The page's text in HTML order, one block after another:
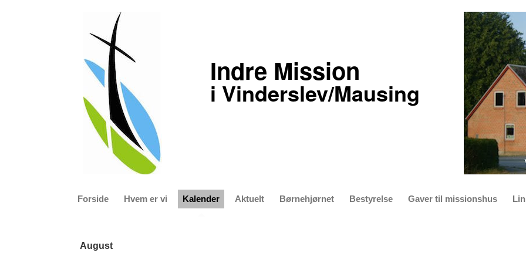
Indre Mission
i Vinderslev/Mausing
Forside Hvem er vi Kalender Aktuelt Børnehjørnet Bestyrelse Gaver til missionshus
August